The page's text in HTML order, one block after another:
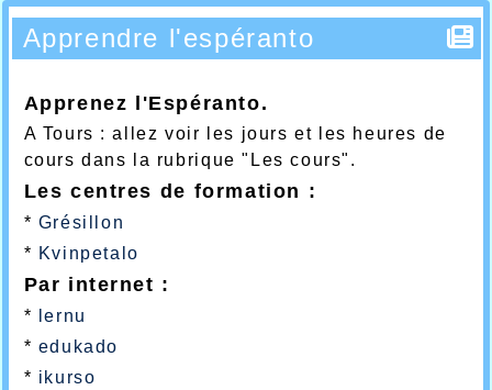
Apprendre l'espéranto
Apprenez l'Espéranto.
A Tours : allez voir les jours et les heures de
cours dans la rubrique "Les cours".
Les centres de formation :
* Grésillon
* Kvinpetalo
Par internet :
*
lernu
* edukado
* ikurso